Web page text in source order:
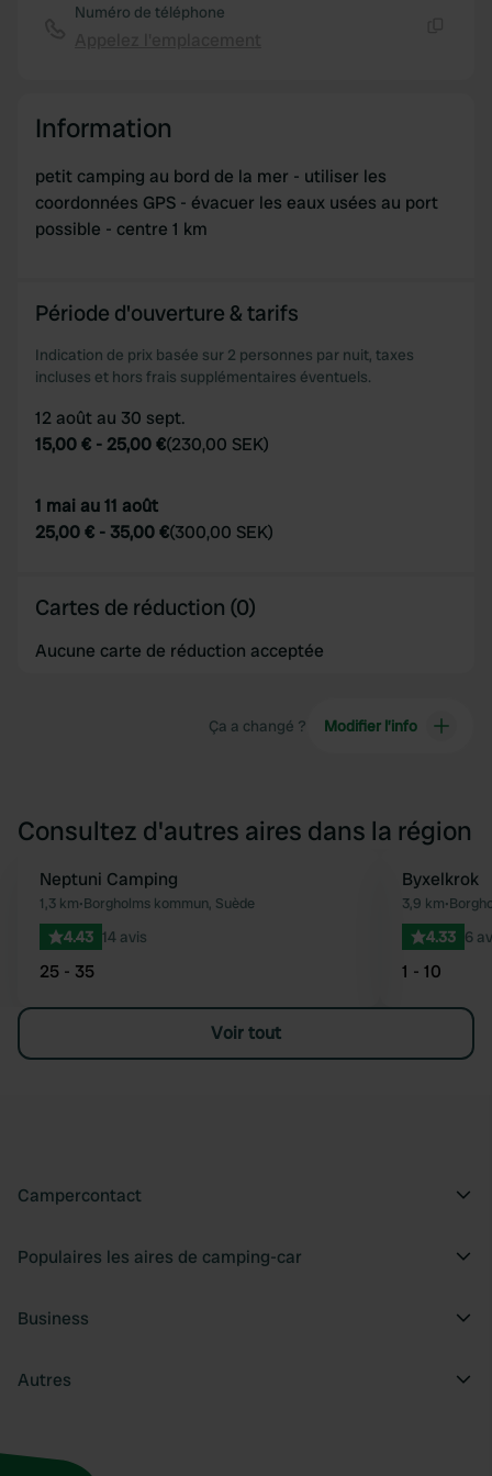
Numéro de téléphone
Information
petit camping au bord de la mer - utiliser les
coordonnées GPS - évacuer les eaux usées au port
possible - centre 1 km
Période d'ouverture & tarifs
Indication de prix basée sur 2 personnes par nuit, taxes
incluses et hors frais supplémentaires éventuels.
12 août au 30 sept.
15,00 € - 25,00 €(230,00 SEK)
1 mai au 11 août
25,00 € - 35,00 €(300,00 SEK)
Cartes de réduction (0)
Aucune carte de réduction acceptée
Ça a changé ? Modifier l’info
Consultez d'autres aires dans la région
Préféré
Neptuni Camping
1,3 km•Borgholms kommun, Suède
4.43 14 avis
25 - 35
Byxelkrok
3,9 km•
4.33 6
1 - 10
Voir tout
Campercontact
Populaires les aires de camping-car
Business
Autres